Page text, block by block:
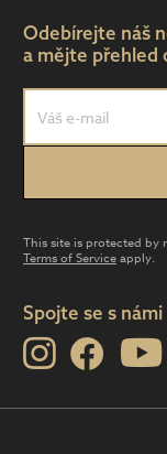
Odebírejte náš
a mějte přehled
This site is protected by
Terms of Serviceapply.
Spojte se s námi